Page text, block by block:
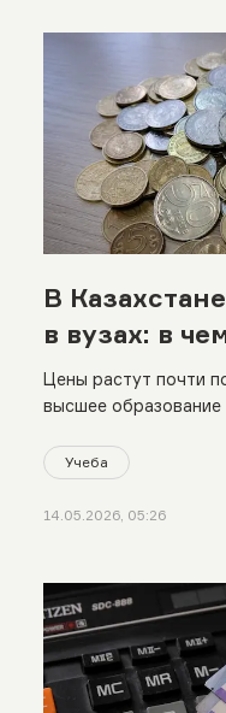
В
в вузах: в
Цены растут почти
высшее образование
Учеба
14.05.2026, 05:26